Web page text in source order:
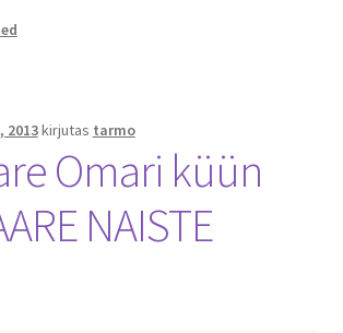
2013kirjutas tarmo
Omari küün
NAISTE